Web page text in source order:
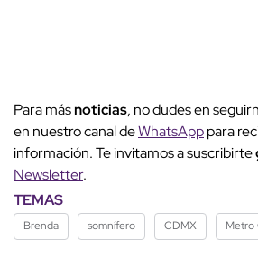
Para másnoticias, no dudes en
en nuestro canal deWhatsApppara
información. Te invitamos a suscribirte
Newsletter.
TEMAS
Brenda somnífero CDMX Metro